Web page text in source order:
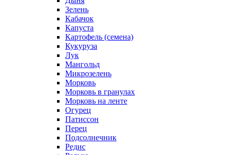
Зелень
Кабачок
Капуста
Картофель (семена)
Кукуруза
Лук
Мангольд
Микрозелень
Морковь
Морковь в гранулах
Морковь на ленте
Огурец
Патиссон
Перец
Подсолнечник
Редис